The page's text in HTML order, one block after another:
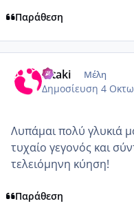
Παράθεση
ditaki Μέλη
Δημοσίευση 4
Λυπάμαι πολύ γλυκιά
τυχαίο γεγονός και
τελειόμηνη κύηση!
Παράθεση